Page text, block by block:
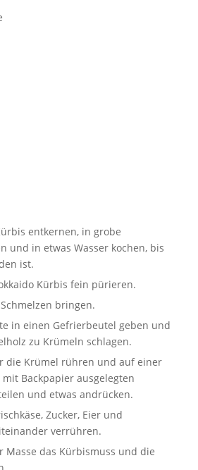
entkernen, in grobe
und in etwas Wasser kochen, bis
ist.
Kürbis fein pürieren.
bringen.
in einen Gefrierbeutel geben und
zu Krümeln schlagen.
die Krümel rühren und auf einer
Backpapier ausgelegten
und etwas andrücken.
Zucker, Eier und
verrühren.
Masse das Kürbismuss und die